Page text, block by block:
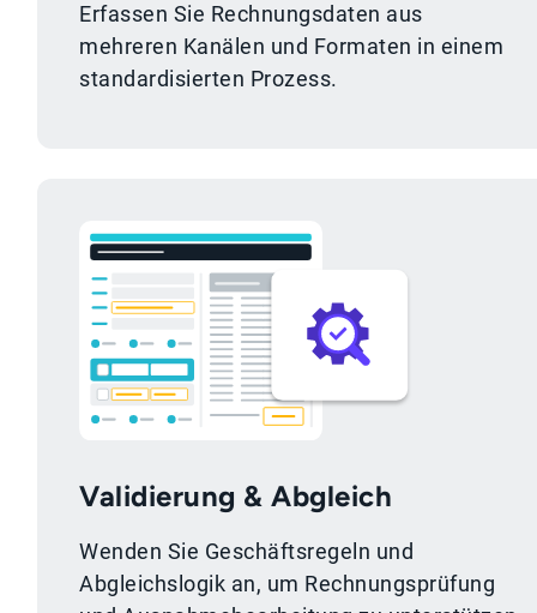
Erfassen Sie Rechnungsdaten aus
mehreren Kanälen und Formaten in einem
standardisierten Prozess.
Validierung & Abgleich
Wenden Sie Geschäftsregeln und
Abgleichslogik an, um Rechnungsprüfung